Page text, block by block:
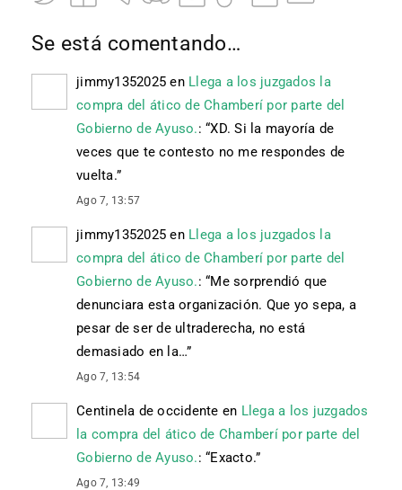
Se está comentando…
jimmy1352025 en Llega a los juzgados la
compra del ático de Chamberí por parte del
Gobierno de Ayuso.: “XD. Si la mayoría de
veces que te contesto no me respondes de
vuelta.”
Ago 7, 13:57
jimmy1352025 en Llega a los juzgados la
compra del ático de Chamberí por parte del
Gobierno de Ayuso.: “Me sorprendió que
denunciara esta organización. Que yo sepa, a
pesar de ser de ultraderecha, no está
demasiado en la…”
Ago 7, 13:54
Centinela de occidente en Llega a los juzgados
la compra del ático de Chamberí por parte del
Gobierno de Ayuso.: “Exacto.”
Ago 7, 13:49